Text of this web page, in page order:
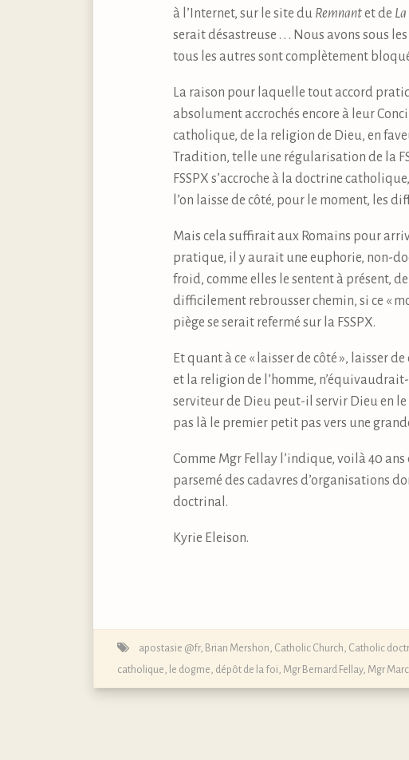
à l’Internet, sur le site du Remnantet de
serait désastreuse . . . Nous avons sous
tous les autres sont complètement
La raison pour laquelle tout accord
absolument accrochés encore à leur
catholique, de la religion de Dieu, en
Tradition, telle une régularisation de la
FSSPX s’accroche à la doctrine
l’on laisse de côté, pour le moment, les
Mais cela suffirait aux Romains pour
pratique, il y aurait une euphorie, non-
froid, comme elles le sentent à présent,
difficilement rebrousser chemin, si ce «
piège se serait refermé sur la FSSPX.
Et quant à ce « laisser de côté », laisser
et la religion de l’homme,
serviteur de Dieu peut-il servir Dieu en le
pas là le premier petit pas vers une
Comme Mgr Fellay l’indique, voilà 40
parsemé des cadavres d’organisations
doctrinal.
Kyrie Eleison.
apostasie @fr, Brian Mershon Catholic Church Catholic
catholique, le dogme, dépôt de la foi Mgr Bernard Fellay, Mgr